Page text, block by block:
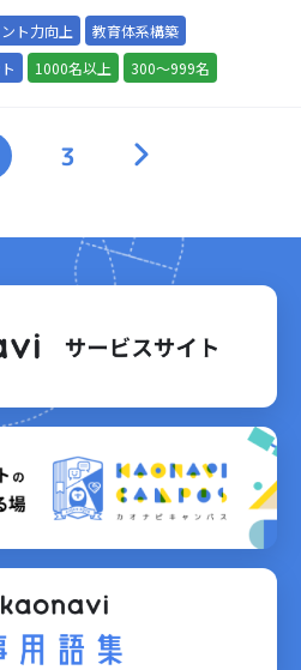
ト力向上
教育体系構築
1000名以上 300～999名
3 >